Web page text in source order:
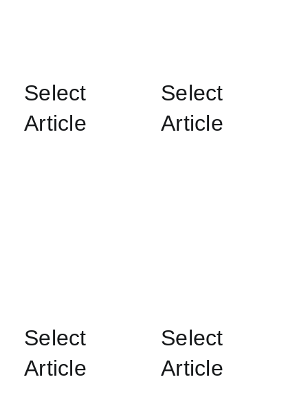
Select
Article
Select
Article
Select
Article
Select
Article